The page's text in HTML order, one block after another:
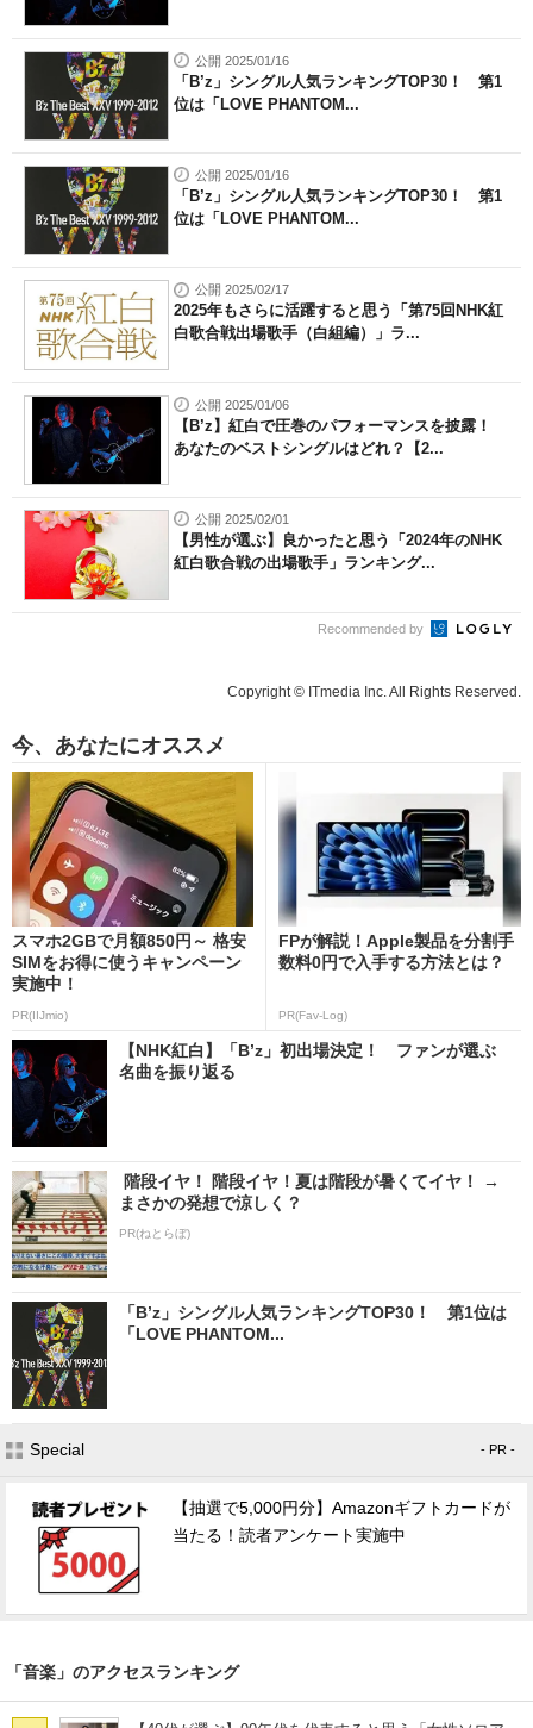
公開 2025/01/16
「B’z」シングル人気ランキングTOP30！ 第1
位は「LOVE PHANTOM...
公開 2025/01/16
「B’z」シングル人気ランキングTOP30！ 第1
位は「LOVE PHANTOM...
公開 2025/02/17
2025年もさらに活躍すると思う「第75回NHK紅
白歌合戦出場歌手（白組編）」ラ...
公開 2025/01/06
【B’z】紅白で圧巻のパフォーマンスを披露！
あなたのベストシングルはどれ？【2...
公開 2025/02/01
【男性が選ぶ】良かったと思う「2024年のNHK
紅白歌合戦の出場歌手」ランキング...
Recommended by
Copyright © ITmedia Inc. All Rights Reserved.
今、あなたにオススメ
スマホ2GBで月額850円～ 格安
SIMをお得に使うキャンペーン
実施中！
PR(IIJmio)
FPが解説！Apple製品を分割手
数料0円で入手する方法とは？
PR(Fav-Log)
【NHK紅白】「B’z」初出場決定！ ファンが選ぶ
名曲を振り返る
階段イヤ！ 階段イヤ！夏は階段が暑くてイヤ！ →
まさかの発想で涼しく？
PR(ねとらぼ)
「B’z」シングル人気ランキングTOP30！ 第1位は
「LOVE PHANTOM...
Special - PR -
【抽選で5,000円分】Amazonギフトカードが
当たる！読者アンケート実施中
「音楽」のアクセスランキング